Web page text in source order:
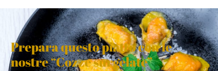
Prepara questo piatto con le
nostre “Cozze surgelate”